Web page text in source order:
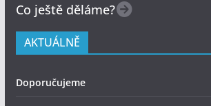
Co ještě děláme?
AKTUÁLNĚ
Doporučujeme